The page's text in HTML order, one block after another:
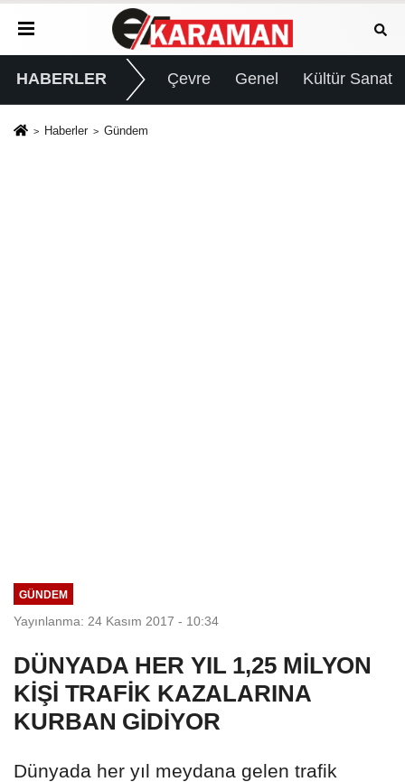
HABERLER Çevre Genel Kültür Sanat
Haberler Gündem
GÜNDEM
Yayınlanma: 24 Kasım 2017 - 10:34
DÜNYADA HER YIL 1,25 MİLYON
KİŞİ TRAFİK KAZALARINA
KURBAN GİDİYOR
Dünyada her yıl meydana gelen trafik